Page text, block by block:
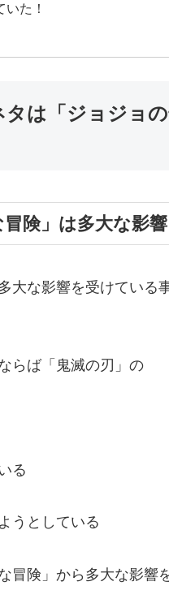
た！
は「ジョジョの
険」は多大な影
大な影響を受けている
らば「鬼滅の刃」の
る
うとしている
冒険」から多大な影響